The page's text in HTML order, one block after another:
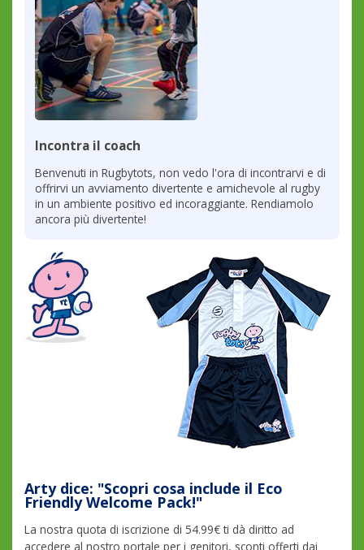
Incontra il coach
Benvenuti in Rugbytots, non vedo l'ora di incontrarvi e di
offrirvi un avviamento divertente e amichevole al rugby
in un ambiente positivo ed incoraggiante. Rendiamolo
ancora più divertente!
Arty dice: "Scopri cosa include il Eco
Friendly Welcome Pack!"
La nostra quota di iscrizione di 54.99€ ti dà diritto ad
accedere al nostro portale per i genitori, sconti offerti dai